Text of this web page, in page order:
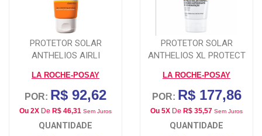
PROTETOR SOLAR
ANTHELIOS AIRLI
LA ROCHE-POSAY
POR: R$ 92,62
Ou 2X De R$ 46,31 Sem Juros
QUANTIDADE
PROTETOR SOLAR
ANTHELIOS XL PROTECT
LA ROCHE-POSAY
POR: R$ 177,86
Ou 5X De R$ 35,57 Sem Juros
QUANTIDADE